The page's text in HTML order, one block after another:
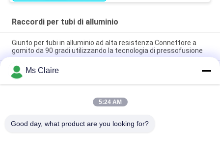
Raccordi per tubi di alluminio
Giunto per tubi in alluminio ad alta resistenza Connettore a
gomito da 90 gradi utilizzando la tecnologia di pressofusione
Giunto per tubi in alluminio argento anodizzato pressofuso
certificato ISO9001 per sistemi di tubi magri e stazioni di
lavoro industriali
90° Femminile Assisteva Pipe di alluminio Connessione di
Ms Claire
5:24 AM
Good day, what product are you looking for?